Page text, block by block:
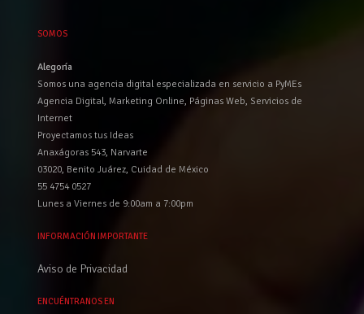
SOMOS
Alegoría
Somos una agencia digital especializada en servicio a PyMEs
Agencia Digital, Marketing Online, Páginas Web, Servicios de
Internet
Proyectamos tus Ideas
Anaxágoras 543, Narvarte
03020, Benito Juárez, Cuidad de México
55 4754 0527
Lunes a Viernes de 9:00am a 7:00pm
INFORMACIÓN IMPORTANTE
Aviso de Privacidad
ENCUÉNTRANOS EN